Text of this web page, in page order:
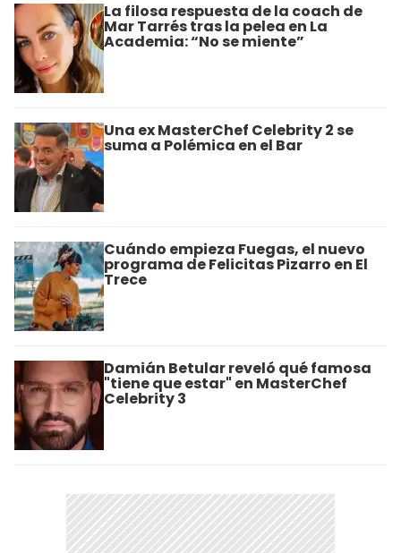
La filosa respuesta de la coach de
Mar Tarrés tras la pelea en La
Academia: “No se miente”
Una ex MasterChef Celebrity 2 se
suma a Polémica en el Bar
Cuándo empieza Fuegas, el nuevo
programa de Felicitas Pizarro en El
Trece
Damián Betular reveló qué famosa
"tiene que estar" en MasterChef
Celebrity 3